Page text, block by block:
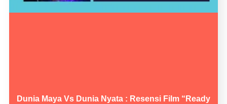
Dunia Maya Vs Dunia Nyata : Resensi Film “Ready